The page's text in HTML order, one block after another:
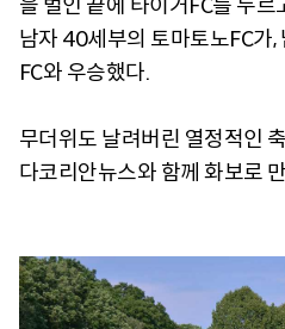
을 벌인 끝에 타이거FC를 누르
남자 40세부의 토마토노FC가
FC와 우승했다.
무더위도 날려버린 열정적인
다코리안뉴스와 함께 화보로